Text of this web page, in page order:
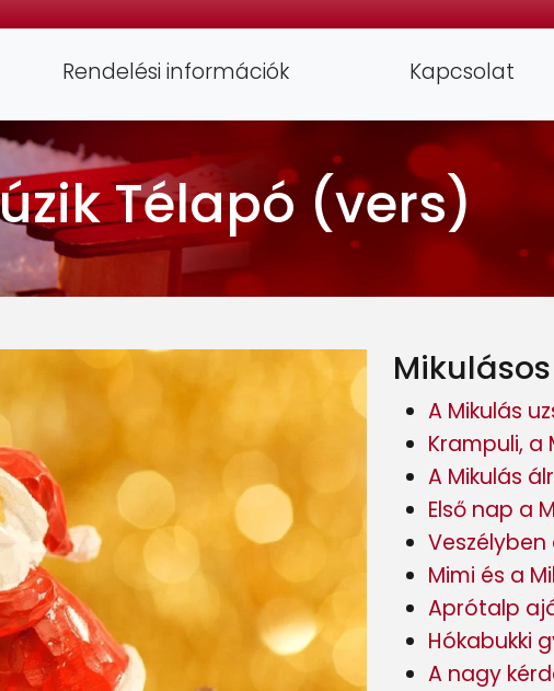
Rendelési információk Kapcsolat
Télapó (vers)
A Mikulás
Krampuli, a
A Mikulás
Első nap a
Mimi és a
Aprótalp
Hókabukki
A nagy